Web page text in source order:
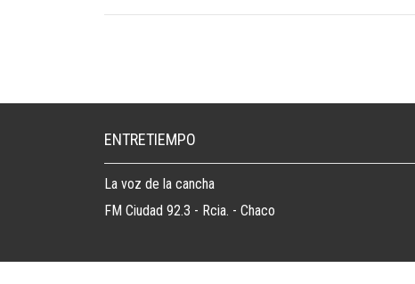
ENTRETIEMPO
La voz de la cancha
FM Ciudad 92.3 - Rcia. - Chaco